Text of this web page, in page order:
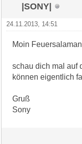
|SONY|
24.11.2013, 14:51
Moin
schau dich mal auf
können eigentlich
Gruß
Sony